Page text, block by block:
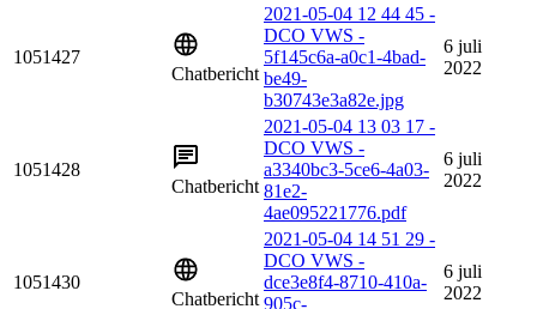
1051427
Chatbericht
2021-05-04 12 44 45 -
DCO VWS -
5f145c6a-a0c1-4bad-
be49-
b30743e3a82e.jpg
6 juli
2022
1051428
Chatbericht
2021-05-04 13 03 17 -
DCO VWS -
a3340bc3-5ce6-4a03-
81e2-
4ae095221776.pdf
6 juli
2022
1051430
Chatbericht
2021-05-04 14 51 29 -
DCO VWS -
dce3e8f4-8710-410a-
905c-
6 juli
2022